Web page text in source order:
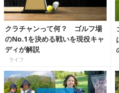
クラチャンって何？ ゴルフ場
のNo.1を決める戦いを現役キャ
ディが解説
ライフ